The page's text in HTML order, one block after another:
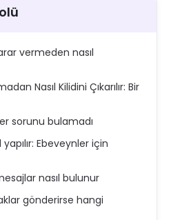
vermeden nasıl
Nasıl Kilidini Çıkarılır: Bir
sorunu bulamadı
Ebeveynler için
nasıl bulunur
gönderirse hangi